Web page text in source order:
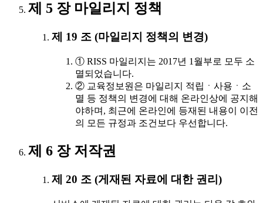
제 5 장 마일리지 정책
제 19 조 (마일리지 정책의 변경)
① RISS 마일리지는 2017년 1월부로 모두 소
멸되었습니다.
② 교육정보원은 마일리지 적립ㆍ사용ㆍ소
멸 등 정책의 변경에 대해 온라인상에 공지해
야하며, 최근에 온라인에 등재된 내용이 이전
의 모든 규정과 조건보다 우선합니다.
제 6 장 저작권
제 20 조 (게재된 자료에 대한 권리)